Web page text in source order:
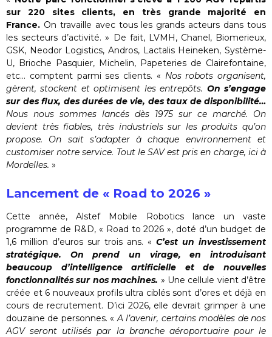
sur 220 sites clients, en très grande majorité en
France. On travaille avec tous les grands acteurs dans tous
les secteurs d’activité. » De fait, LVMH, Chanel, Biomerieux,
GSK, Neodor Logistics, Andros, Lactalis Heineken, Système-
U, Brioche Pasquier, Michelin, Papeteries de Clairefontaine,
etc… comptent parmi ses clients. « Nos robots organisent,
gèrent, stockent et optimisent les entrepôts. On s’engage
sur des flux, des durées de vie, des taux de disponibilité…
Nous nous sommes lancés dès 1975 sur ce marché. On
devient très fiables, très industriels sur les produits qu’on
propose. On sait s’adapter à chaque environnement et
customiser notre service. Tout le SAV est pris en charge, ici à
Mordelles. »
Lancement de « Road to 2026 »
Cette année, Alstef Mobile Robotics lance un vaste
programme de R&D, « Road to 2026 », doté d’un budget de
1,6 million d’euros sur trois ans. « C’est un investissement
stratégique. On prend un virage, en introduisant
beaucoup d’intelligence artificielle et de nouvelles
fonctionnalités sur nos machines. » Une cellule vient d’être
créée et 6 nouveaux profils ultra ciblés sont d’ores et déjà en
cours de recrutement. D’ici 2026, elle devrait grimper à une
douzaine de personnes. «A l’avenir, certains modèles de nos
AGV seront utilisés par la branche aéroportuaire pour le